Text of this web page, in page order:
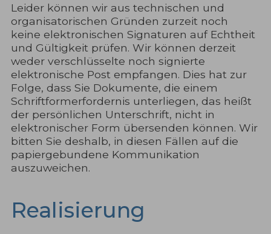
Leider können wir aus technischen und
organisatorischen Gründen zurzeit noch
keine elektronischen Signaturen auf Echtheit
und Gültigkeit prüfen. Wir können derzeit
weder verschlüsselte noch signierte
elektronische Post empfangen. Dies hat zur
Folge, dass Sie Dokumente, die einem
Schriftformerfordernis unterliegen, das heißt
der persönlichen Unterschrift, nicht in
elektronischer Form übersenden können. Wir
bitten Sie deshalb, in diesen Fällen auf die
papiergebundene Kommunikation
auszuweichen.
Realisierung